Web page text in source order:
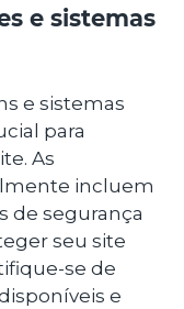
e sistemas
e sistemas
para
As
incluem
de segurança
seu site
se de
e